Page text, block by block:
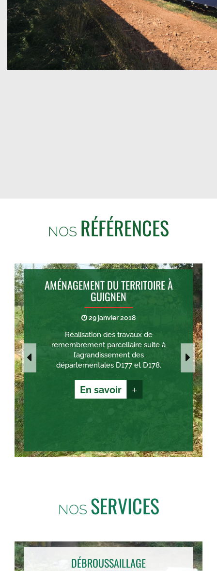
NOS RÉFÉRENCES
AMÉNAGEMENT DU TERRITOIRE À
GUIGNEN
29 janvier 2018
Réalisation des travaux de
remembrement parcellaire suite à
l’agrandissement des
départementales D177 et D178.
En savoir +
NOS SERVICES
DÉBROUSSAILLAGE